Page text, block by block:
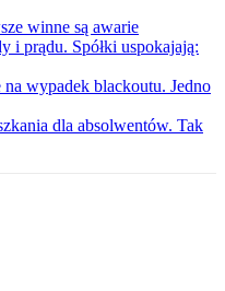
winne są awarie
i prądu. Spółki uspokajają:
na wypadek blackoutu. Jedno
dla absolwentów. Tak